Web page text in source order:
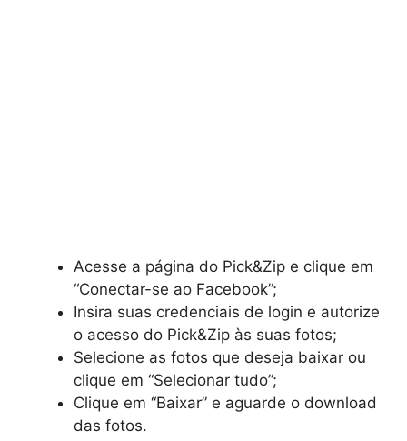
Acesse a página do Pick&Zip e clique em
“Conectar-se ao Facebook”;
Insira suas credenciais de login e autorize
o acesso do Pick&Zip às suas fotos;
Selecione as fotos que deseja baixar ou
clique em “Selecionar tudo”;
Clique em “Baixar” e aguarde o download
das fotos.